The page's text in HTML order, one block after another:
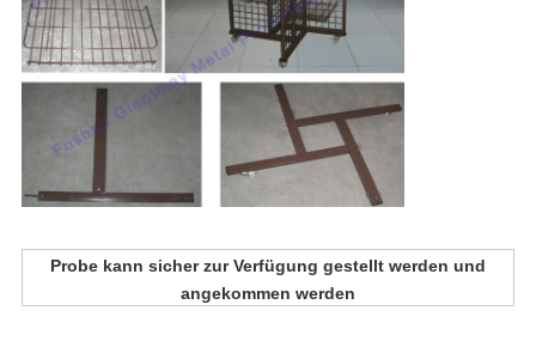
Probe kann sicher zur Verfügung gestellt werden und
angekommen werden